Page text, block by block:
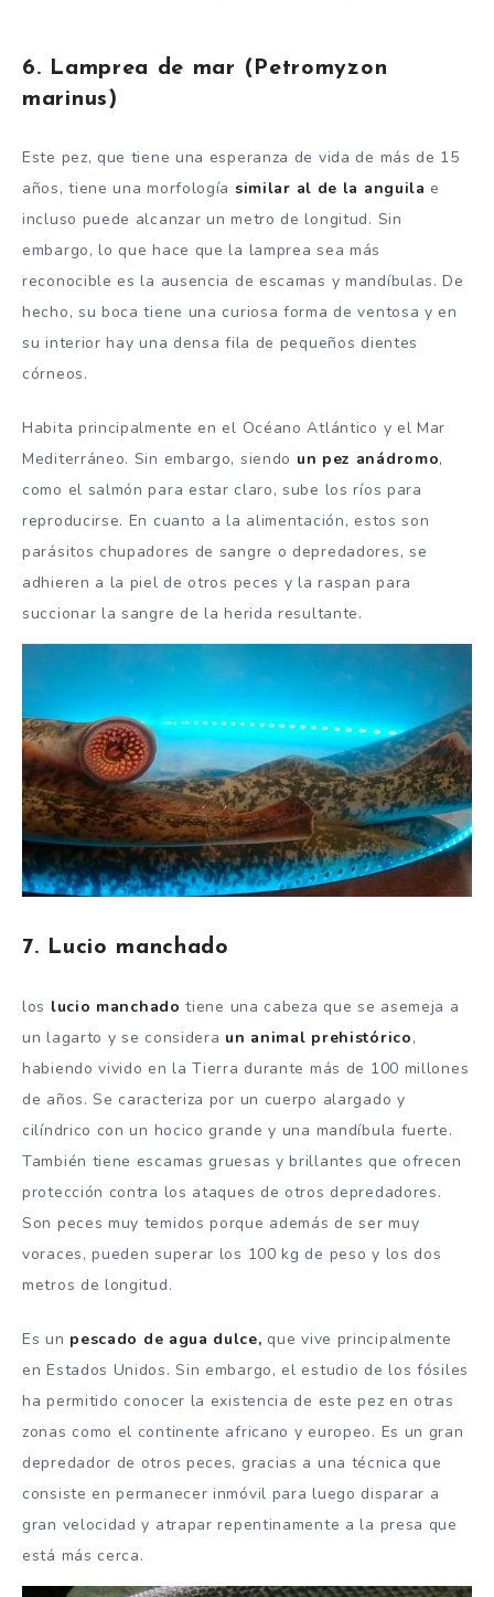
6. Lamprea de mar (Petromyzon
marinus)
Este pez, que tiene una esperanza de vida de más de 15
años, tiene una morfología similar al de la anguila e
incluso puede alcanzar un metro de longitud. Sin
embargo, lo que hace que la lamprea sea más
reconocible es la ausencia de escamas y mandíbulas. De
hecho, su boca tiene una curiosa forma de ventosa y en
su interior hay una densa fila de pequeños dientes
córneos.
Habita principalmente en el Océano Atlántico y el Mar
Mediterráneo. Sin embargo, siendo un pez anádromo,
como el salmón para estar claro, sube los ríos para
reproducirse. En cuanto a la alimentación, estos son
parásitos chupadores de sangre o depredadores, se
adhieren a la piel de otros peces y la raspan para
succionar la sangre de la herida resultante.
7. Lucio manchado
los lucio manchado tiene una cabeza que se asemeja a
un lagarto y se considera un animal prehistórico,
habiendo vivido en la Tierra durante más de 100 millones
de años. Se caracteriza por un cuerpo alargado y
cilíndrico con un hocico grande y una mandíbula fuerte.
También tiene escamas gruesas y brillantes que ofrecen
protección contra los ataques de otros depredadores.
Son peces muy temidos porque además de ser muy
voraces, pueden superar los 100 kg de peso y los dos
metros de longitud.
Es un pescado de agua dulce, que vive principalmente
en Estados Unidos. Sin embargo, el estudio de los fósiles
ha permitido conocer la existencia de este pez en otras
zonas como el continente africano y europeo. Es un gran
depredador de otros peces, gracias a una técnica que
consiste en permanecer inmóvil para luego disparar a
gran velocidad y atrapar repentinamente a la presa que
está más cerca.